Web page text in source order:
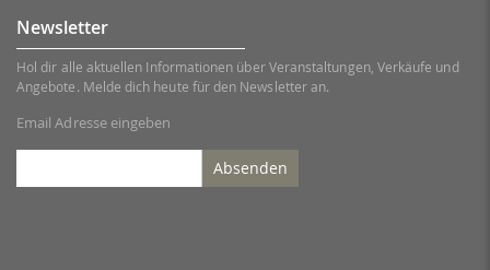
Newsletter
Hol dir alle aktuellen Informationen über Veranstaltungen, Verkäufe und
Angebote. Melde dich heute für den Newsletter an.
Email Adresse eingeben
Absenden